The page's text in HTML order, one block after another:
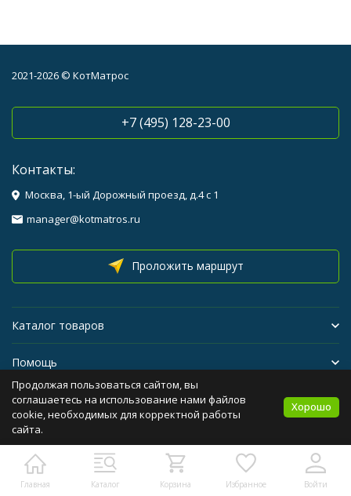
Главная Каталог Корзина Избранное Войти
2021-2026 © КотМатрос
+7 (495) 128-23-00
Контакты:
Москва, 1-ый Дорожный проезд, д.4 с 1
manager@kotmatros.ru
Проложить маршрут
Каталог товаров
Помощь
Бренды
Политика персональных данных Карта сайта
Продолжая пользоваться сайтом, вы
соглашаетесь на использование нами файлов
cookie, необходимых для корректной работы
сайта.
Хорошо